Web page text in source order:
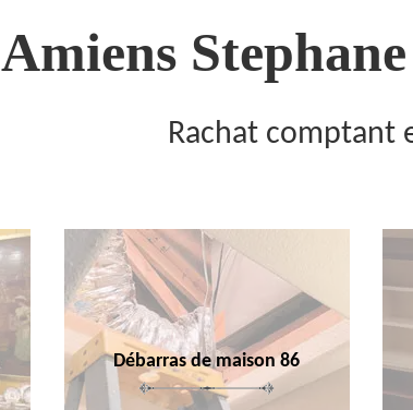
Amiens
Rachat comptant
Débarras de maison 86